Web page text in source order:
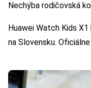
Nechýba rodičovská
Huawei Watch Kids
na Slovensku.